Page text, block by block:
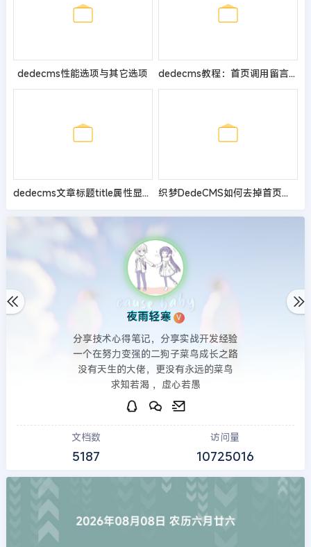
dedecms性能选项与其它选项 dedecms教程：首页调用留言板信息的方法
dedecms文章标题title属性显示font标签 织梦DedeCMS如何去掉首页域名后面的index.html
夜雨轻寒 V
分享技术心得笔记，分享实战开发经验
一个在努力变强的二狗子菜鸟成长之路
没有天生的大佬，更没有永远的菜鸟
求知若渴 ，虚心若愚
文档数
5187
访问量
10725016